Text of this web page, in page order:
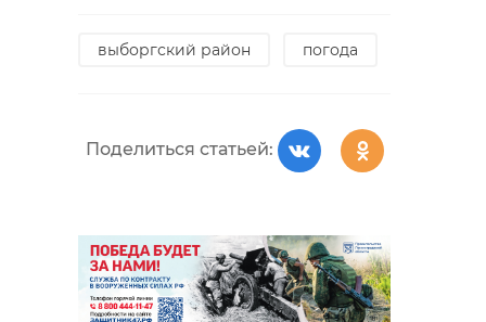
выборгский район погода
Поделиться статьей: